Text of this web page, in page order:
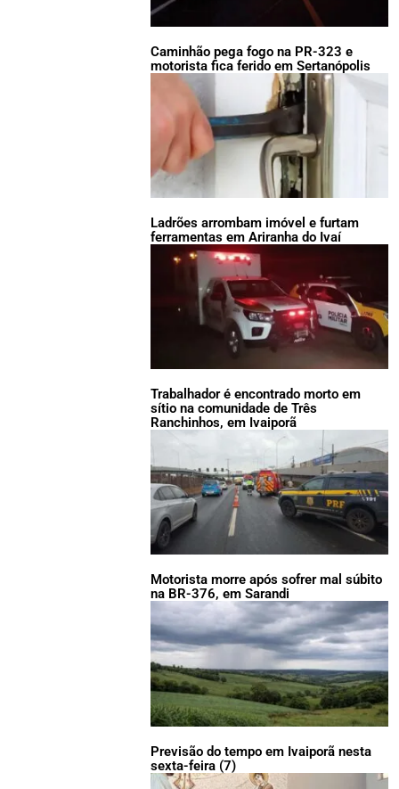
Caminhão pega fogo na PR-323 e
motorista fica ferido em Sertanópolis
Ladrões arrombam imóvel e furtam
ferramentas em Ariranha do Ivaí
Trabalhador é encontrado morto em
sítio na comunidade de Três
Ranchinhos, em Ivaiporã
Motorista morre após sofrer mal súbito
na BR-376, em Sarandi
Previsão do tempo em Ivaiporã nesta
sexta-feira (7)